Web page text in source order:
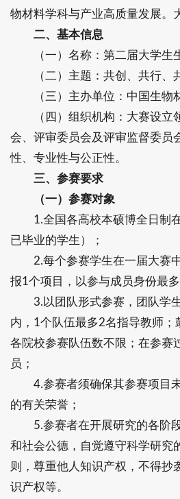
物材料学科与产业高质量发展。
二、基本信息
（一）名称：第二届大学生
（二）主题：共创、共行、
（三）主办单位：中国生物
（四）组织机构：大赛设立
会、评审委员会及评审监督委员
性、专业性与公正性。
三、参赛要求
（一）参赛对象
1.全国各高校本硕博全日制
已毕业的学生）；
2.每个参赛学生在一届大赛中
报1个项目，以参与成员身份最
3.以团队形式参赛，团队学生
内，1个队伍最多2名指导教师；
各院校参赛队伍数不限；在参赛
员；
4.参赛者须确保其参赛项目
的有关荣誉；
5.参赛者在开展研究的各阶
和社会公德，自觉遵守科学研究
则，尊重他人知识产权，不得抄
识产权等。